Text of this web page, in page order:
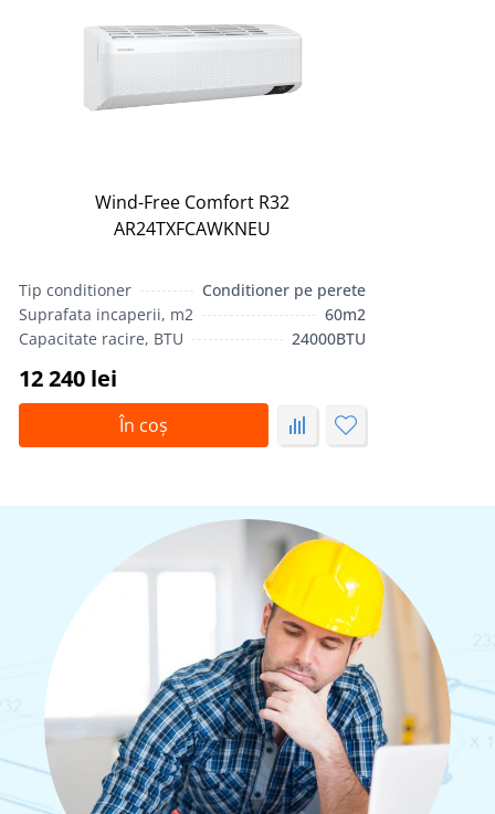
Wind-Free Comfort R32
AR24TXFCAWKNEU
Tip conditioner
Conditioner pe perete
Suprafata incaperii, m2
60m2
Capacitate racire, BTU
24000BTU
12 240 lei
În coș